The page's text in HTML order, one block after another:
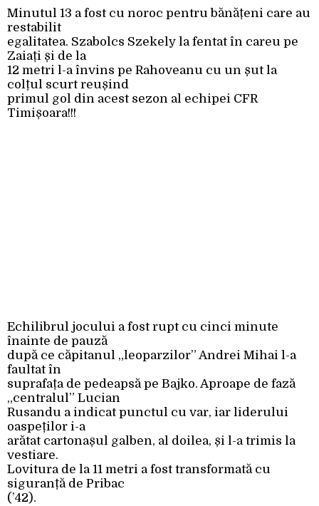
Minutul 13 a fost cu noroc pentru bănățeni care au
restabilit
egalitatea. Szabolcs Szekely la fentat în careu pe
Zaiați și de la
12 metri l-a învins pe Rahoveanu cu un șut la
colțul scurt reușind
primul gol din acest sezon al echipei CFR
Timișoara!!!
Echilibrul jocului a fost rupt cu cinci minute
înainte de pauză
după ce căpitanul „leoparzilor” Andrei Mihai l-a
faultat în
suprafața de pedeapsă pe Bajko. Aproape de fază
„centralul” Lucian
Rusandu a indicat punctul cu var, iar liderului
oaspeților i-a
arătat cartonașul galben, al doilea, și l-a trimis la
vestiare.
Lovitura de la 11 metri a fost transformată cu
siguranță de Pribac
(’42).